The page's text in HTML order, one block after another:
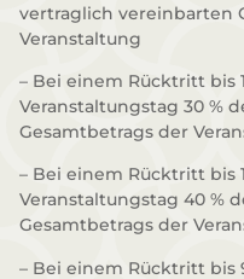
vertraglich vereinbarten
Veranstaltung
– Bei einem Rücktritt bis
Veranstaltungstag 30 %
Gesamtbetrags der
– Bei einem Rücktritt bis
Veranstaltungstag 40 %
Gesamtbetrags der
– Bei einem Rücktritt bis